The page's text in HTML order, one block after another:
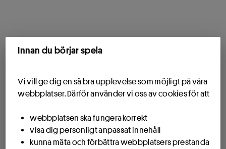
Innan du börjar spela
Vi vill ge dig en så bra upplevelse som möjligt på våra
webbplatser. Därför använder vi oss av cookies för att
webbplatsen ska fungera korrekt
visa dig personligt anpassat innehåll
kunna mäta och förbättra webbplatsers prestanda